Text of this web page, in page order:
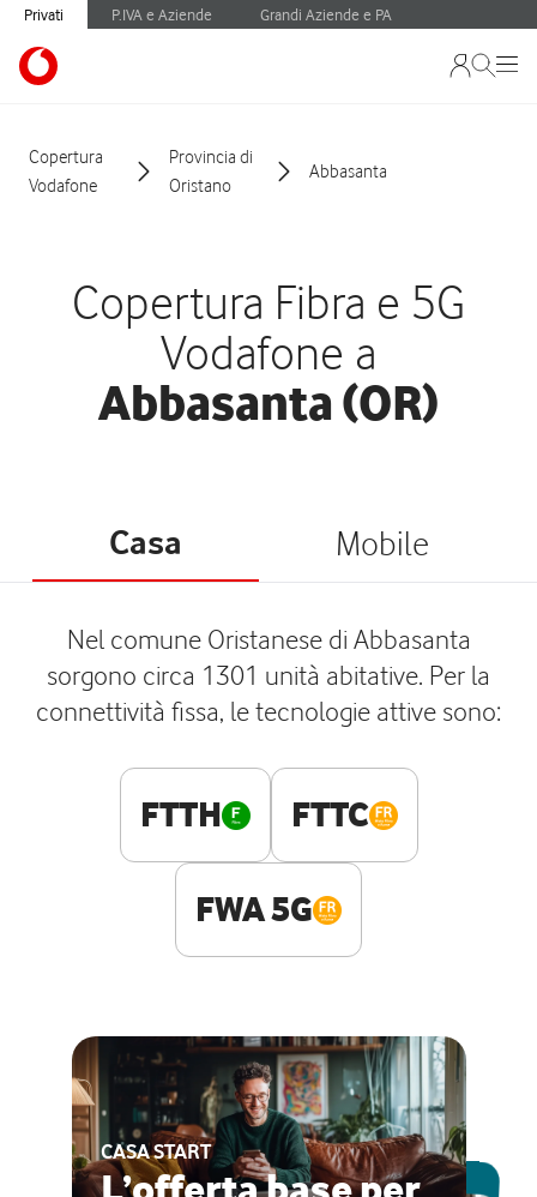
Privati P.IVA e Aziende Grandi Aziende e PA
Copertura
Vodafone
Provincia di
Oristano
Abbasanta
Copertura Fibra e 5G
Vodafone a
Abbasanta (OR)
Casa Mobile
Nel comune Oristanese di Abbasanta
sorgono circa 1301 unità abitative. Per la
connettività fissa, le tecnologie attive sono:
FTTH FTTC
FWA 5G
CASA START
ESCLUSIVA ONLINE